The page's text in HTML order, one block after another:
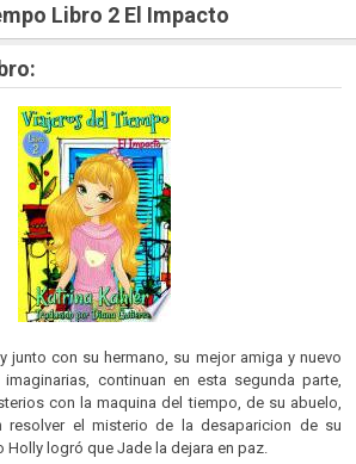
Libro 2 El Impacto
junto con su hermano, su mejor amiga y nuevo
continuan en esta segunda parte,
con la maquina del tiempo, de su abuelo,
resolver el misterio de la desaparicion de su
Holly logró que Jade la dejara en paz.